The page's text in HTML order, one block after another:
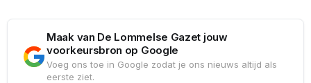
Maak van De Lommelse Gazet jouw
voorkeursbron op Google
Voeg ons toe in Google zodat je ons nieuws altijd als
eerste ziet.